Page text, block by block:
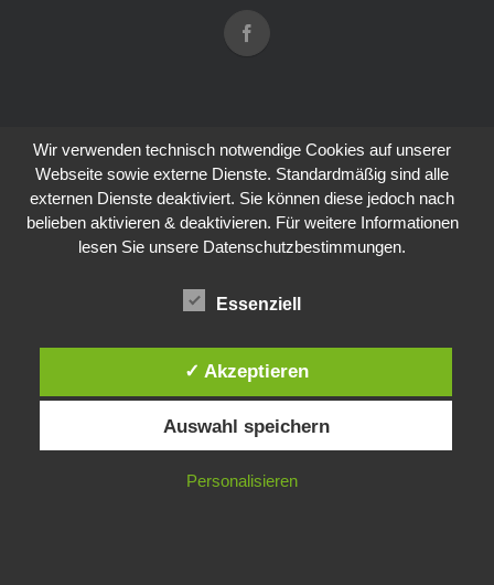
Wir verwenden technisch notwendige Cookies auf unserer
Webseite sowie externe Dienste. Standardmäßig sind alle
externen Dienste deaktiviert. Sie können diese jedoch nach
belieben aktivieren & deaktivieren. Für weitere Informationen
lesen Sie unsere Datenschutzbestimmungen.
Essenziell
✓ Akzeptieren
Auswahl speichern
Personalisieren